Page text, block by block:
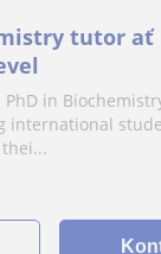
tutor ať
in
international